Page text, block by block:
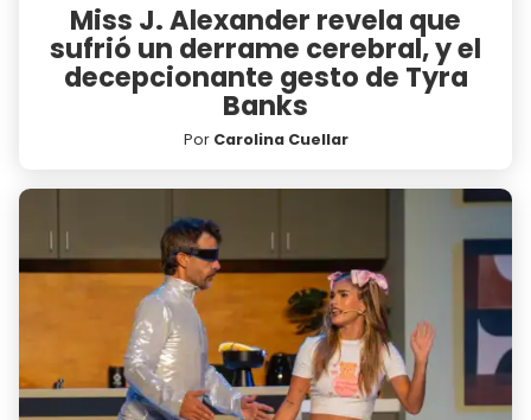
Miss J. Alexander revela que
sufrió un derrame cerebral, y el
decepcionante gesto de Tyra
Banks
Por Carolina Cuellar